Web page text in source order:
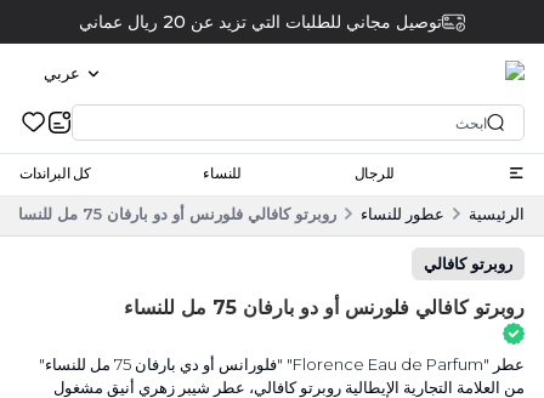
توصيل مجاني للطلبات التي تزيد عن 20 ريال عماني
عربي
للرجال للنساء كل البراندات
الرئيسية عطور للنساء روبرتو كافالي فلورنس أو دو بارفان 75 مل للنساء
روبرتو كافالي
روبرتو كافالي فلورنس أو دو بارفان 75 مل للنساء
عطر "Florence Eau de Parfum" "فلورانس أو دي بارفان 75 مل للنساء"
من العلامة التجارية الإيطالية روبرتو كافالي، عطر شيبر زهري أنيق مشغول